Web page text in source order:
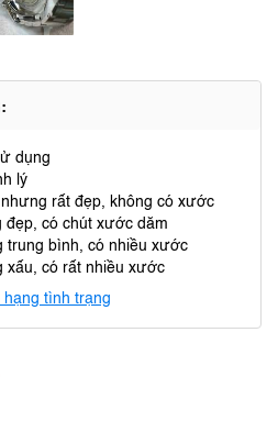
dụng
lý
rất đẹp, không có xước
đẹp, có chút xước dăm
trung bình, có nhiều xước
xấu, có rất nhiều xước
hạng tình trạng